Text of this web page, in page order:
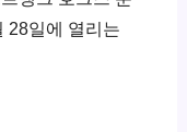
28일에 열리는